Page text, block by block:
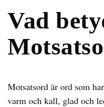
Vad
Motsatsord är ord som
varm och kall, glad och